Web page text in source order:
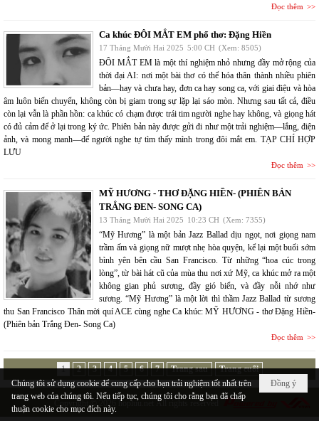
Đọc thêm
Ca khúc ĐÔI MẮT EM phổ thơ: Đặng Hiền
17 Tháng Mười Hai 2025 5:00 CH (Xem: 8505)
ĐÔI MẮT EM là một thí nghiệm nhỏ nhưng đầy mở rộng của
thời đại AI: nơi một bài thơ có thể hóa thân thành nhiều phiên
bản—hay và chưa hay, đơn ca hay song ca, với giai điệu và hòa
âm luôn biến chuyển, không còn bị giam trong sự lặp lại sáo mòn. Nhưng sau tất cả, điều
còn lại vẫn là phần hồn: ca khúc có chạm được trái tim người nghe hay không, và giọng hát
có đủ cảm để ở lại trong ký ức. Phiên bản này được gửi đi như một trải nghiệm—lắng, điện
ảnh, và mong manh—để người nghe tự tìm thấy mình trong đôi mắt em. TẠP CHÍ HỢP
LƯU
Đọc thêm
MỸ HƯƠNG - THƠ ĐẶNG HIỀN- (PHIÊN BẢN
TRẮNG ĐEN- SONG CA)
13 Tháng Mười Hai 2025 10:23 CH (Xem: 7355)
“Mỹ Hương” là một bản Jazz Ballad dịu ngọt, nơi giọng nam
trầm ấm và giọng nữ mượt nhẹ hòa quyện, kể lại một buổi sớm
bình yên bên cầu San Francisco. Từ những “hoa cúc trong
lòng”, từ bài hát cũ của mùa thu nơi xứ Mỹ, ca khúc mở ra một
không gian phủ sương, đầy gió biển, và đầy nỗi nhớ như
sương. “Mỹ Hương” là một lời thì thầm Jazz Ballad từ sương
thu San Francisco Thân mời quí ACE cùng nghe Ca khúc: MỸ HƯƠNG - thơ Đặng Hiền-
(Phiên bản Trắng Đen- Song Ca)
Đọc thêm
1 2 3 4 5 6 7 Trang sau Trang cuối
Copyright © 2026 hopluu.net All rights reserved
Đồng ý
Chúng tôi sử dụng cookie để cung cấp cho bạn trải nghiệm tốt nhất trên
trang web của chúng tôi. Nếu tiếp tục, chúng tôi cho rằng bạn đã chấp
thuận cookie cho mục đích này.